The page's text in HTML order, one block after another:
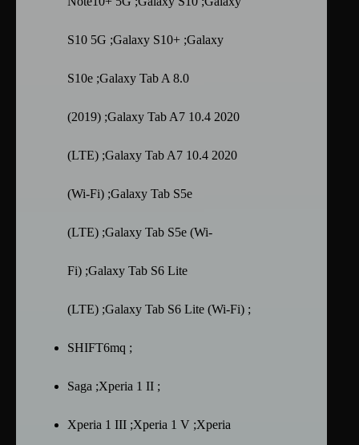
S10 5G ;Galaxy S10+ ;Galaxy
S10e ;Galaxy Tab A 8.0
(2019) ;Galaxy Tab A7 10.4 2020
(LTE) ;Galaxy Tab A7 10.4 2020
(Wi-Fi) ;Galaxy Tab S5e
(LTE) ;Galaxy Tab S5e (Wi-
Fi) ;Galaxy Tab S6 Lite
(LTE) ;Galaxy Tab S6 Lite (Wi-Fi) ;
SHIFT6mq ;
Saga ;Xperia 1 II ;
Xperia 1 III ;Xperia 1 V ;Xperia